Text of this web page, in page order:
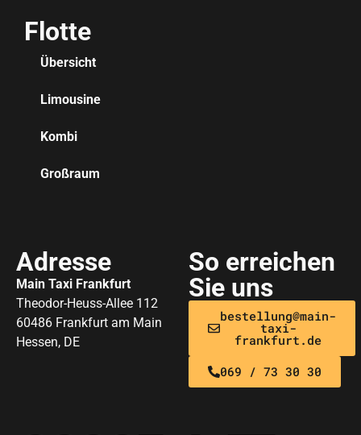
Flotte
Übersicht
Limousine
Kombi
Großraum
Adresse
Main Taxi Frankfurt
Theodor-Heuss-Allee 112
60486 Frankfurt am Main
Hessen, DE
So erreichen
Sie uns
bestellung@main-
taxi-
frankfurt.de
069 / 73 30 30